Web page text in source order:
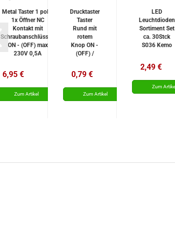
Metal Taster 1 polig
1x Öffner NC
Kontakt mit
Schraubanschlüssen
ON - (OFF) max
230V 0,5A
6,95 €
Drucktaster
Taster
Rund mit
rotem
Knop ON -
(OFF) /
0,79 €
LED
Leuchtdioden
Sortiment Set
ca. 30Stck
S036 Kemo
2,49 €